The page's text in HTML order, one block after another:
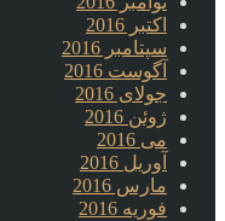
اکتبر 2016
سپتامبر 2016
آگوست 2016
جولای 2016
ژوئن 2016
می 2016
آوریل 2016
مارس 2016
فوریه 2016